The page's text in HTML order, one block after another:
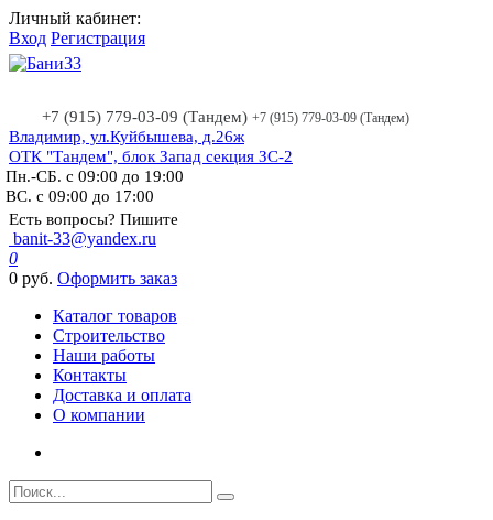
Личный кабинет:
Вход Регистрация
+7 (915) 779-03-09 (Тандем) +7 (915) 779-03-09 (Тандем)
Владимир, ул.Куйбышева, д.26ж
ОТК "Тандем", блок Запад секция ЗС-2
Пн.-СБ. с 09:00 до 19:00
ВС. с 09:00 до 17:00
Есть вопросы? Пишите
banit-33@yandex.ru
0
0 руб. Оформить заказ
Каталог товаров
Строительство
Наши работы
Контакты
Доставка и оплата
О компании